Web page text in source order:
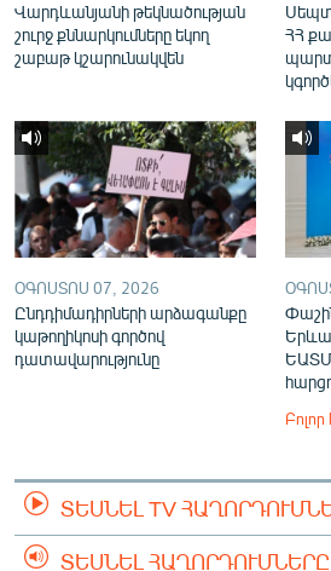
Վարդևանյանի թեկնածության
շուրջ քննարկումները եկող
շաբաթ կշարունակվեն
ՀՀ
ՕԳՈՍՏՈՍ 07, 2026
Ընդդիմադիրների արձագանքը
կաթողիկոսի գործով
դատավարությունը
ՏԵՍՆԵԼ TV
ՏԵՍՆԵԼ ՀԱՂՈՐԴՈՒՄՆԵՐԸ